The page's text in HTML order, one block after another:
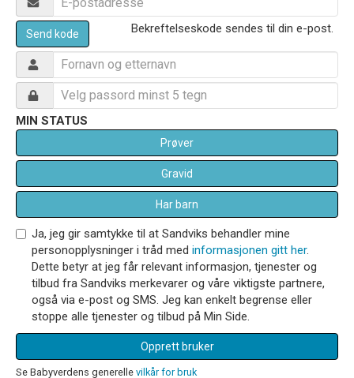
Send kode Bekreftelseskode sendes til din e-post.
MIN STATUS
Prøver
Gravid
Har barn
Ja, jeg gir samtykke til at Sandviks behandler mine
personopplysninger i tråd med informasjonen gitt her.
Dette betyr at jeg får relevant informasjon, tjenester og
tilbud fra Sandviks merkevarer og våre viktigste partnere,
også via e-post og SMS. Jeg kan enkelt begrense eller
stoppe alle tjenester og tilbud på Min Side.
Opprett bruker
Se Babyverdens generelle vilkår for bruk